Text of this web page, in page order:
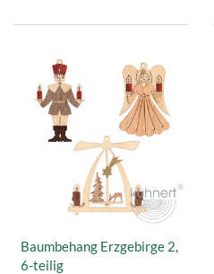
Baumbehang Erzgebirge 2,
6-teilig